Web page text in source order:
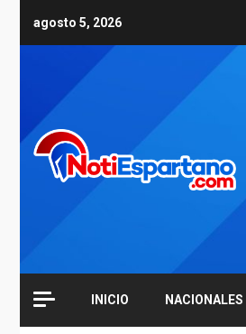
agosto 5, 2026
INICIO NACIONALES